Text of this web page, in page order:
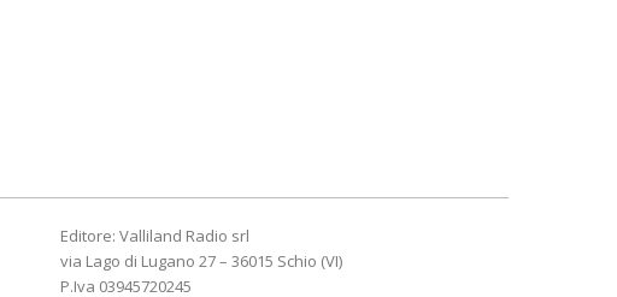
Editore: Valliland Radio srl
via Lago di Lugano 27 – 36015 Schio (VI)
P.Iva 03945720245